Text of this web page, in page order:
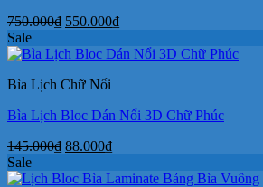
750.000₫ Giá
là:
550.000₫Giá
tại
Sale
Bìa Lịch Chữ Nổi
Bìa Lịch Bloc Dán Nổi 3D Chữ Phúc
145.000₫ Giá
là:
88.000₫Giá
tại
Sale